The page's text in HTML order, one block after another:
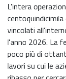
L'intera
vincolati
l'anno 2026. La
poco più di
lavori su cui le